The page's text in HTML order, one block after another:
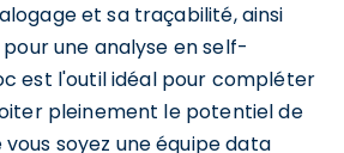
et sa traçabilité, ainsi
une analyse en self-
est l'outil idéal pour compléter
pleinement le potentiel de
vous soyez une équipe data